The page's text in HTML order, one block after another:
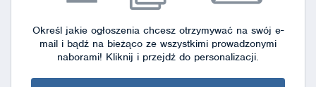
Określ jakie ogłoszenia chcesz otrzymywać na swój e-
mail i bądź na bieżąco ze wszystkimi prowadzonymi
naborami! Kliknij i przejdź do personalizacji.